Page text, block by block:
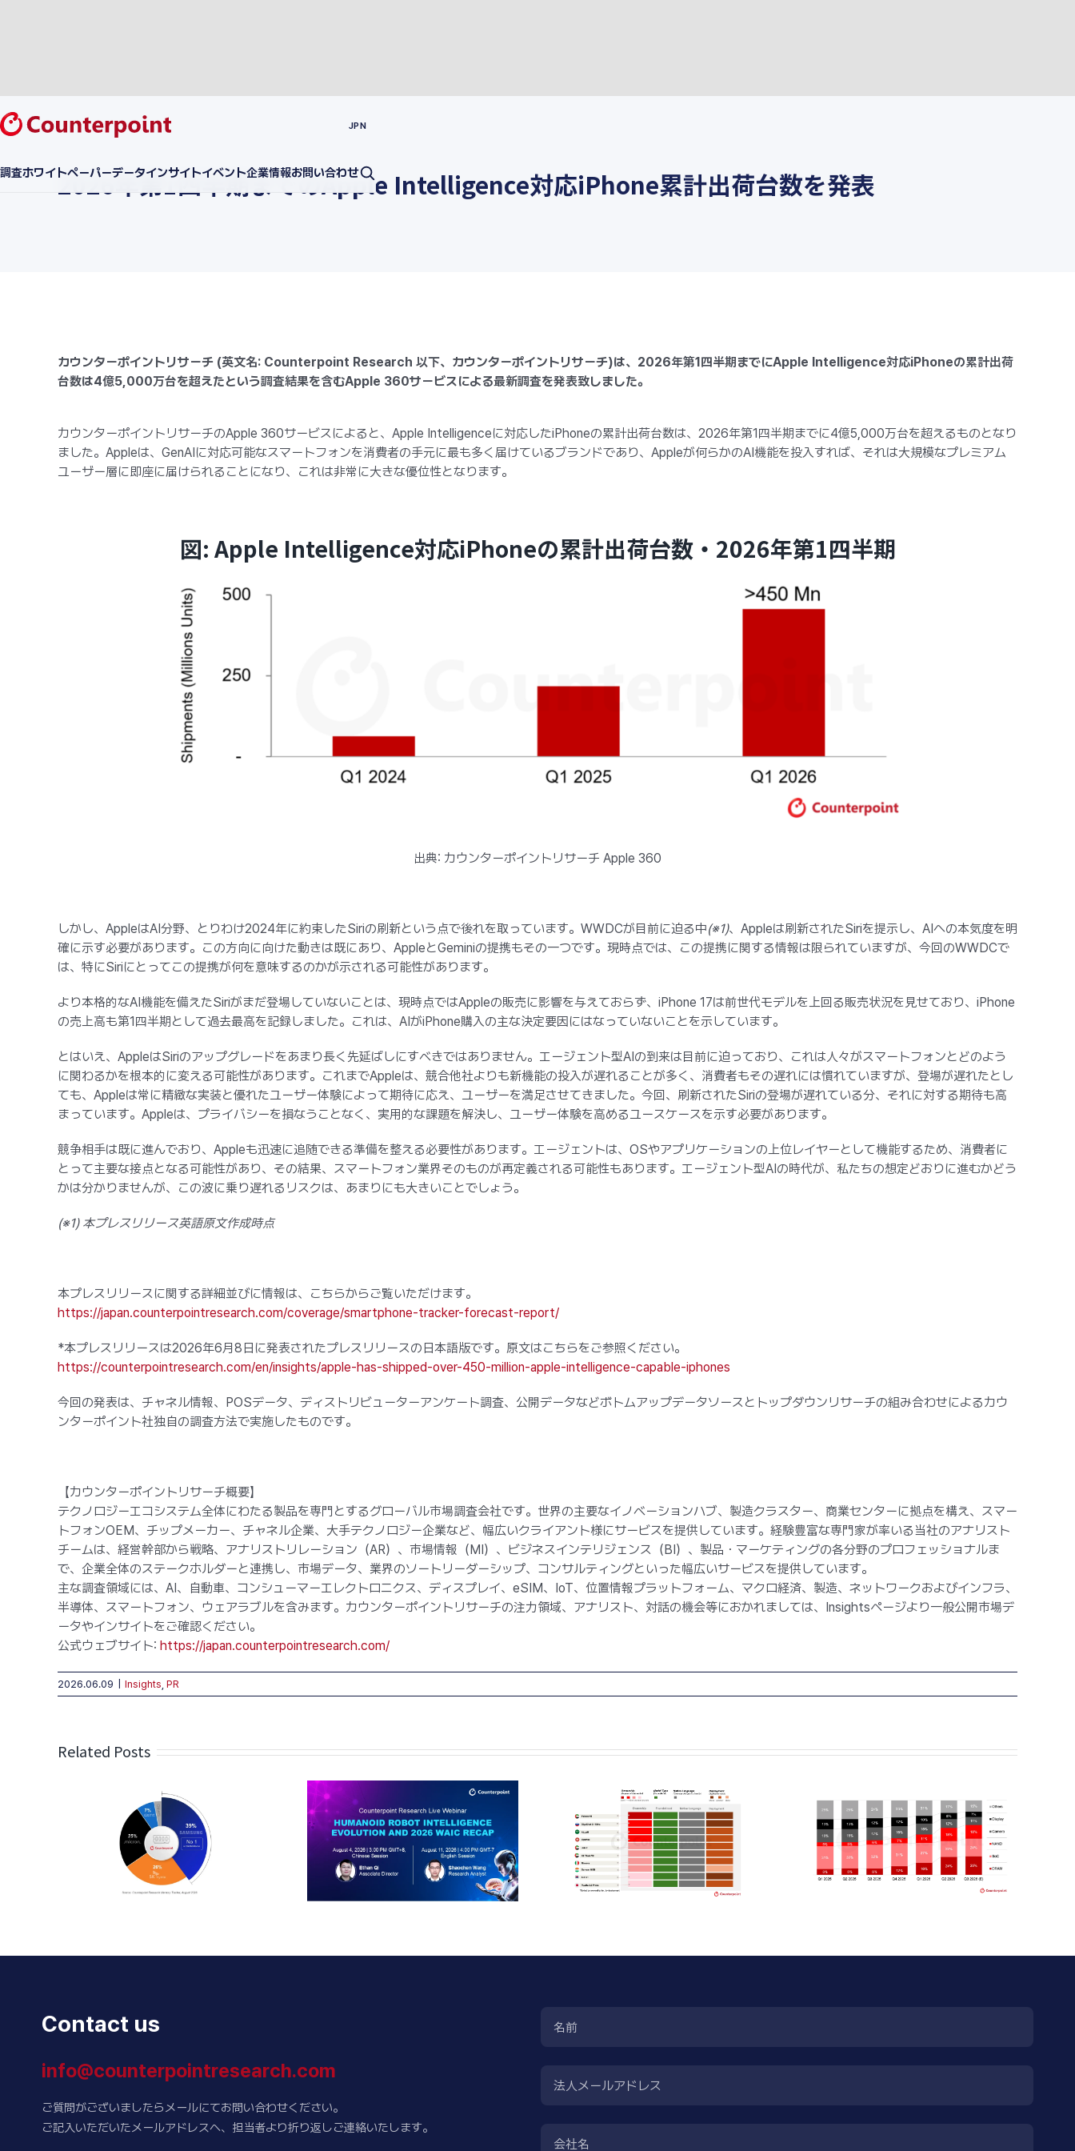
JPN
調査ホワイトペーパーデータインサイトイベント企業情報お問い合わせ
2026年第1四半期までのApple Intelligence対応iPhone累計出荷台数を発表
カウンターポイントリサーチ (英文名: Counterpoint Research 以下、カウンターポイントリサーチ)は、2026年第1四半期までにApple Intelligence対応iPhoneの累計出荷
台数は4億5,000万台を超えたという調査結果を含むApple 360サービスによる最新調査を発表致しました。
カウンターポイントリサーチのApple 360サービスによると、Apple Intelligenceに対応したiPhoneの累計出荷台数は、2026年第1四半期までに4億5,000万台を超えるものとなり
ました。Appleは、GenAIに対応可能なスマートフォンを消費者の手元に最も多く届けているブランドであり、Appleが何らかのAI機能を投入すれば、それは大規模なプレミアム
ユーザー層に即座に届けられることになり、これは非常に大きな優位性となります。
図: Apple Intelligence対応iPhoneの累計出荷台数・2026年第1四半期
出典: カウンターポイントリサーチ Apple 360
しかし、AppleはAI分野、とりわけ2024年に約束したSiriの刷新という点で後れを取っています。WWDCが目前に迫る中(※1)、Appleは刷新されたSiriを提示し、AIへの本気度を明
確に示す必要があります。この方向に向けた動きは既にあり、AppleとGeminiの提携もその一つです。現時点では、この提携に関する情報は限られていますが、今回のWWDCで
は、特にSiriにとってこの提携が何を意味するのかが示される可能性があります。
より本格的なAI機能を備えたSiriがまだ登場していないことは、現時点ではAppleの販売に影響を与えておらず、iPhone 17は前世代モデルを上回る販売状況を見せており、iPhone
の売上高も第1四半期として過去最高を記録しました。これは、AIがiPhone購入の主な決定要因にはなっていないことを示しています。
とはいえ、AppleはSiriのアップグレードをあまり長く先延ばしにすべきではありません。エージェント型AIの到来は目前に迫っており、これは人々がスマートフォンとどのよう
に関わるかを根本的に変える可能性があります。これまでAppleは、競合他社よりも新機能の投入が遅れることが多く、消費者もその遅れには慣れていますが、登場が遅れたとし
ても、Appleは常に精緻な実装と優れたユーザー体験によって期待に応え、ユーザーを満足させてきました。今回、刷新されたSiriの登場が遅れている分、それに対する期待も高
まっています。Appleは、プライバシーを損なうことなく、実用的な課題を解決し、ユーザー体験を高めるユースケースを示す必要があります。
競争相手は既に進んでおり、Appleも迅速に追随できる準備を整える必要性があります。エージェントは、OSやアプリケーションの上位レイヤーとして機能するため、消費者に
とって主要な接点となる可能性があり、その結果、スマートフォン業界そのものが再定義される可能性もあります。エージェント型AIの時代が、私たちの想定どおりに進むかどう
かは分かりませんが、この波に乗り遅れるリスクは、あまりにも大きいことでしょう。
(※1) 本プレスリリース英語原文作成時点
本プレスリリースに関する詳細並びに情報は、こちらからご覧いただけます。
https://japan.counterpointresearch.com/coverage/smartphone-tracker-forecast-report/
*本プレスリリースは2026年6月8日に発表されたプレスリリースの日本語版です。原文はこちらをご参照ください。
https://counterpointresearch.com/en/insights/apple-has-shipped-over-450-million-apple-intelligence-capable-iphones
今回の発表は、チャネル情報、POSデータ、ディストリビューターアンケート調査、公開データなどボトムアップデータソースとトップダウンリサーチの組み合わせによるカウ
ンターポイント社独自の調査方法で実施したものです。
【カウンターポイントリサーチ概要】
テクノロジーエコシステム全体にわたる製品を専門とするグローバル市場調査会社です。世界の主要なイノベーションハブ、製造クラスター、商業センターに拠点を構え、スマー
トフォンOEM、チップメーカー、チャネル企業、大手テクノロジー企業など、幅広いクライアント様にサービスを提供しています。経験豊富な専門家が率いる当社のアナリスト
チームは、経営幹部から戦略、アナリストリレーション（AR）、市場情報（MI）、ビジネスインテリジェンス（BI）、製品・マーケティングの各分野のプロフェッショナルま
で、企業全体のステークホルダーと連携し、市場データ、業界のソートリーダーシップ、コンサルティングといった幅広いサービスを提供しています。
主な調査領域には、AI、自動車、コンシューマーエレクトロニクス、ディスプレイ、eSIM、IoT、位置情報プラットフォーム、マクロ経済、製造、ネットワークおよびインフラ、
半導体、スマートフォン、ウェアラブルを含みます。カウンターポイントリサーチの注力領域、アナリスト、対話の機会等におかれましては、Insightsページより一般公開市場デ
ータやインサイトをご確認ください。
公式ウェブサイト: https://japan.counterpointresearch.com/
2026.06.09 Insights PR
Related Posts
Contact us
info@counterpointresearch.com
ご質問がございましたらメールにてお問い合わせください。
ご記入いただいたメールアドレスへ、担当者より折り返しご連絡いたします。
名前
法人メールアドレス
会社名